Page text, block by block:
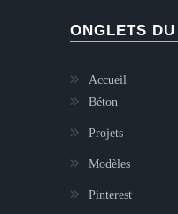
ONGLETS
Accueil
Béton
Projets
Modèles
Pinterest